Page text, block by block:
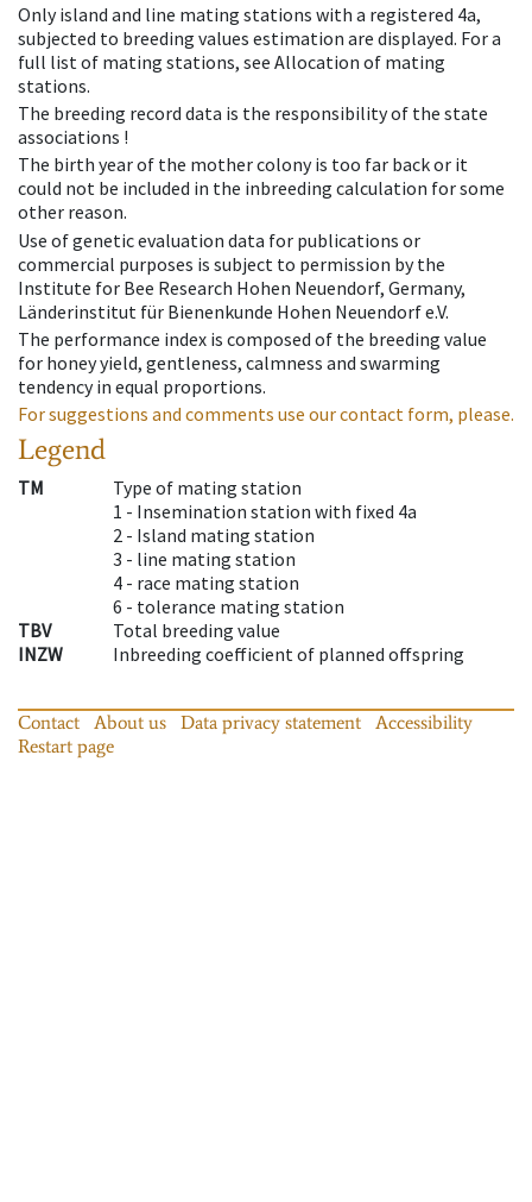
Only island and line mating stations with a registered 4a,
subjected to breeding values estimation are displayed. For a
full list of mating stations, see Allocation of mating
stations.
The breeding record data is the responsibility of the state
associations !
The birth year of the mother colony is too far back or it
could not be included in the inbreeding calculation for some
other reason.
Use of genetic evaluation data for publications or
commercial purposes is subject to permission by the
Institute for Bee Research Hohen Neuendorf, Germany,
Länderinstitut für Bienenkunde Hohen Neuendorf e.V.
The performance index is composed of the breeding value
for honey yield, gentleness, calmness and swarming
tendency in equal proportions.
For suggestions and comments use our contact form, please.
Legend
TM
Type of mating station
1 - Insemination station with fixed 4a
2 - Island mating station
3 - line mating station
4 - race mating station
6 - tolerance mating station
TBV
Total breeding value
INZW
Inbreeding coefficient of planned offspring
Contact About us Data privacy statement
Accessibility
Restart page